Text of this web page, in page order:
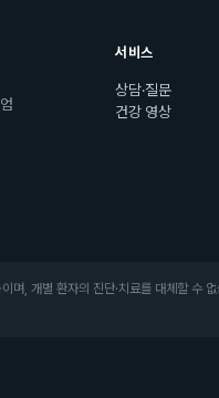
서비스
상담·질문
건강 영상
며, 개별 환자의 진단·치료를 대체할 수